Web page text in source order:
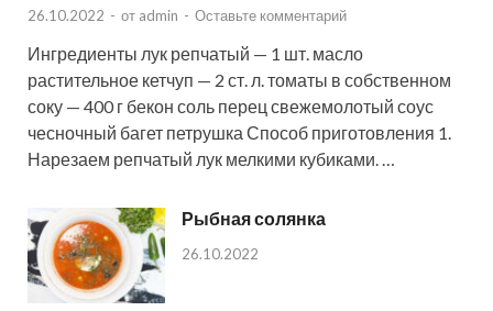
26.10.2022 - от admin - Оставьте комментарий
Ингредиенты лук репчатый — 1 шт. масло
растительное кетчуп — 2 ст. л. томаты в собственном
соку — 400 г бекон соль перец свежемолотый соус
чесночный багет петрушка Способ приготовления 1.
Нарезаем репчатый лук мелкими кубиками. …
Рыбная солянка
26.10.2022